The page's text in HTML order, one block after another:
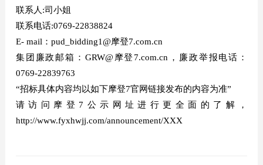
联系人:司小姐
联系电话:0769-22838824
E- mail：pud_bidding1@摩登7.com.cn
集团廉政邮箱：GRW@摩登7.com.cn，廉政举报电话：
0769-22839763
“招标具体内容均以如下摩登7官网链接发布的内容为准”
请访问摩登7公示网址进行更全面的了解，
http://www.fyxhwjj.com/announcement/XXX